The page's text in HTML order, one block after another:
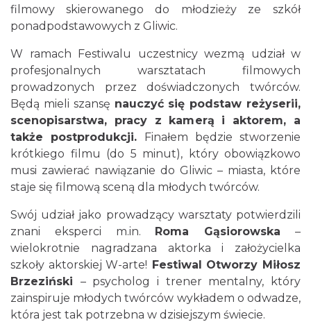
Silesia Memoriał Kamili Skolimowskiej
Chorzów
2026-08-23
Silesia Marathon 2026
Chorzów
2026-10-04
19.27 km
filmowy skierowanego do młodzieży ze
szkół
ponadpodstawowych z Gliwic.
W ramach Festiwalu uczestnicy wezmą udział w
profesjonalnych warsztatach filmowych
prowadzonych przez doświadczonych twórców.
Będą mieli szansę nauczyć się podstaw reżyserii,
scenopisarstwa, pracy z kamerą i aktorem, a
także postprodukcji. Finałem będzie stworzenie
krótkiego filmu (do 5 minut), który obowiązkowo
musi zawierać nawiązanie do Gliwic – miasta, które
staje się filmową sceną dla młodych twórców.
Swój udział jako prowadzący warsztaty potwierdzili
znani eksperci m.in. Roma Gąsiorowska –
wielokrotnie nagradzana aktorka i założycielka
szkoły aktorskiej W-arte! Festiwal Otworzy Miłosz
Brzeziński – psycholog i trener mentalny, który
zainspiruje młodych twórców wykładem o odwadze,
która jest tak potrzebna w dzisiejszym świecie.